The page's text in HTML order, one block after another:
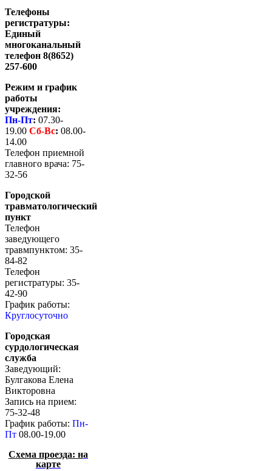
Телефоны
регистратуры:
Единый
многоканальный
телефон 8(8652)
257-600
Режим и график
работы
учреждения:
Пн-Пт: 07.30-
19.00 Сб-Вс: 08.00-
14.00
Телефон приемной
главного врача: 75-
32-56
Городской
травматологический
пункт
Телефон
заведующего
травмпунктом: 35-
84-82
Телефон
регистратуры: 35-
42-90
График работы:
Круглосуточно
Городская
сурдологическая
служба
Заведующий:
Булгакова Елена
Викторовна
Запись на прием:
75-32-48
График работы: Пн-
Пт 08.00-19.00
Схема проезда: на
карте